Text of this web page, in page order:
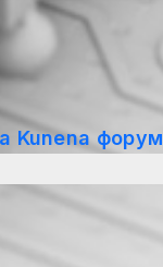
Kunena форум